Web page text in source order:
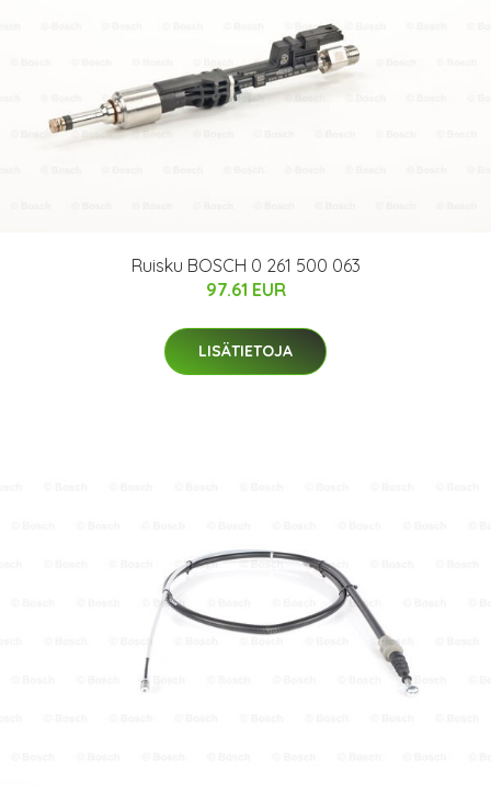
Ruisku BOSCH 0 261 500 063
97.61 EUR
LISÄTIETOJA